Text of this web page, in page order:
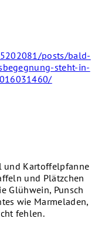
posts/bald-
steht-in-
und Kartoffelpfanne
und Plätzchen
Glühwein, Punsch
wie Marmeladen,
fehlen.